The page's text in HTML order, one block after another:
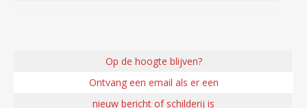
Op de hoogte blijven?
Ontvang een email als er een
nieuw bericht of schilderij is